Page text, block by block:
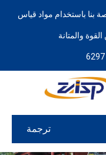
بنا باستخدام مواد قياس
والمتانة
ترجمة